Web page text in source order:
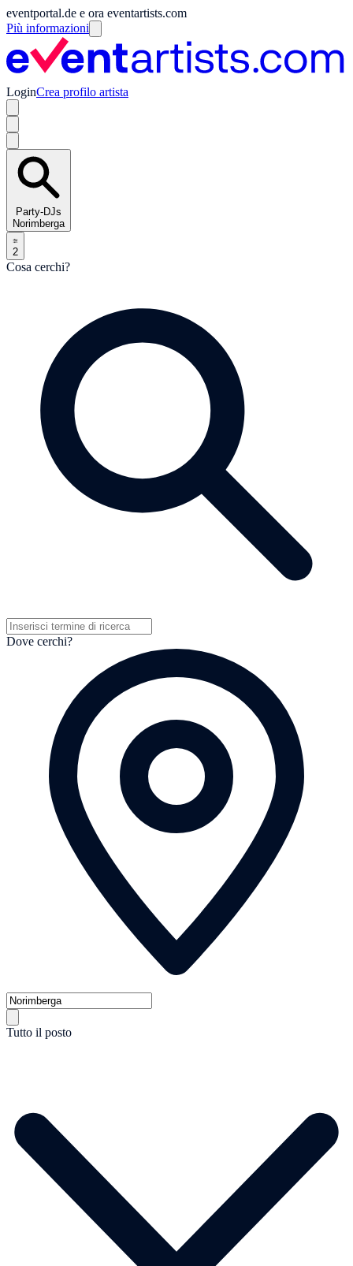
eventportal.de e ora eventartists.com
Più informazioni
LoginCrea profilo artista
Party-DJs
Norimberga
2
Cosa cerchi?
Dove cerchi?
Tutto il posto